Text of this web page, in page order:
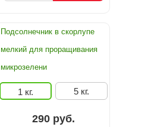
Подсолнечник в скорлупе
мелкий для проращивания
микрозелени
1 кг. 5 кг.
290 руб.